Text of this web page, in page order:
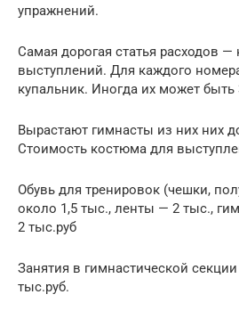
упражнений.
Самая дорогая статья расходов
выступлений. Для каждого
купальник. Иногда их может
Вырастают гимнасты из них них
Стоимость костюма для
Обувь для тренировок (чешки,
около 1,5 тыс., ленты — 2 тыс.,
2 тыс.руб
Занятия в гимнастической
тыс.руб.